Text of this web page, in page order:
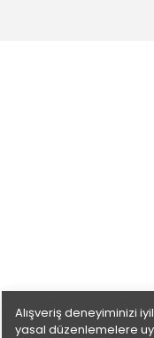
Alışveriş deneyiminizi
yasal düzenlemelere